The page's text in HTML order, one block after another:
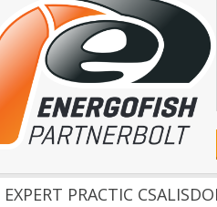
EXPERT PRACTIC